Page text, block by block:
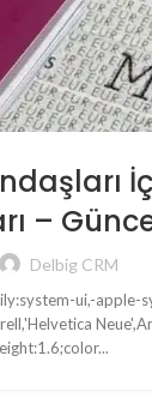
–
Delbig CRM
ui,-apple-